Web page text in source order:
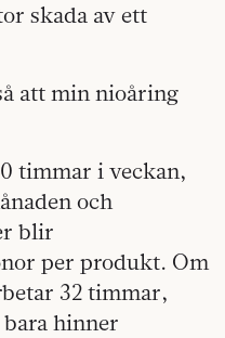
skada av ett
att min nioåring
timmar i veckan,
och
blir
per produkt. Om
32 timmar,
hinner